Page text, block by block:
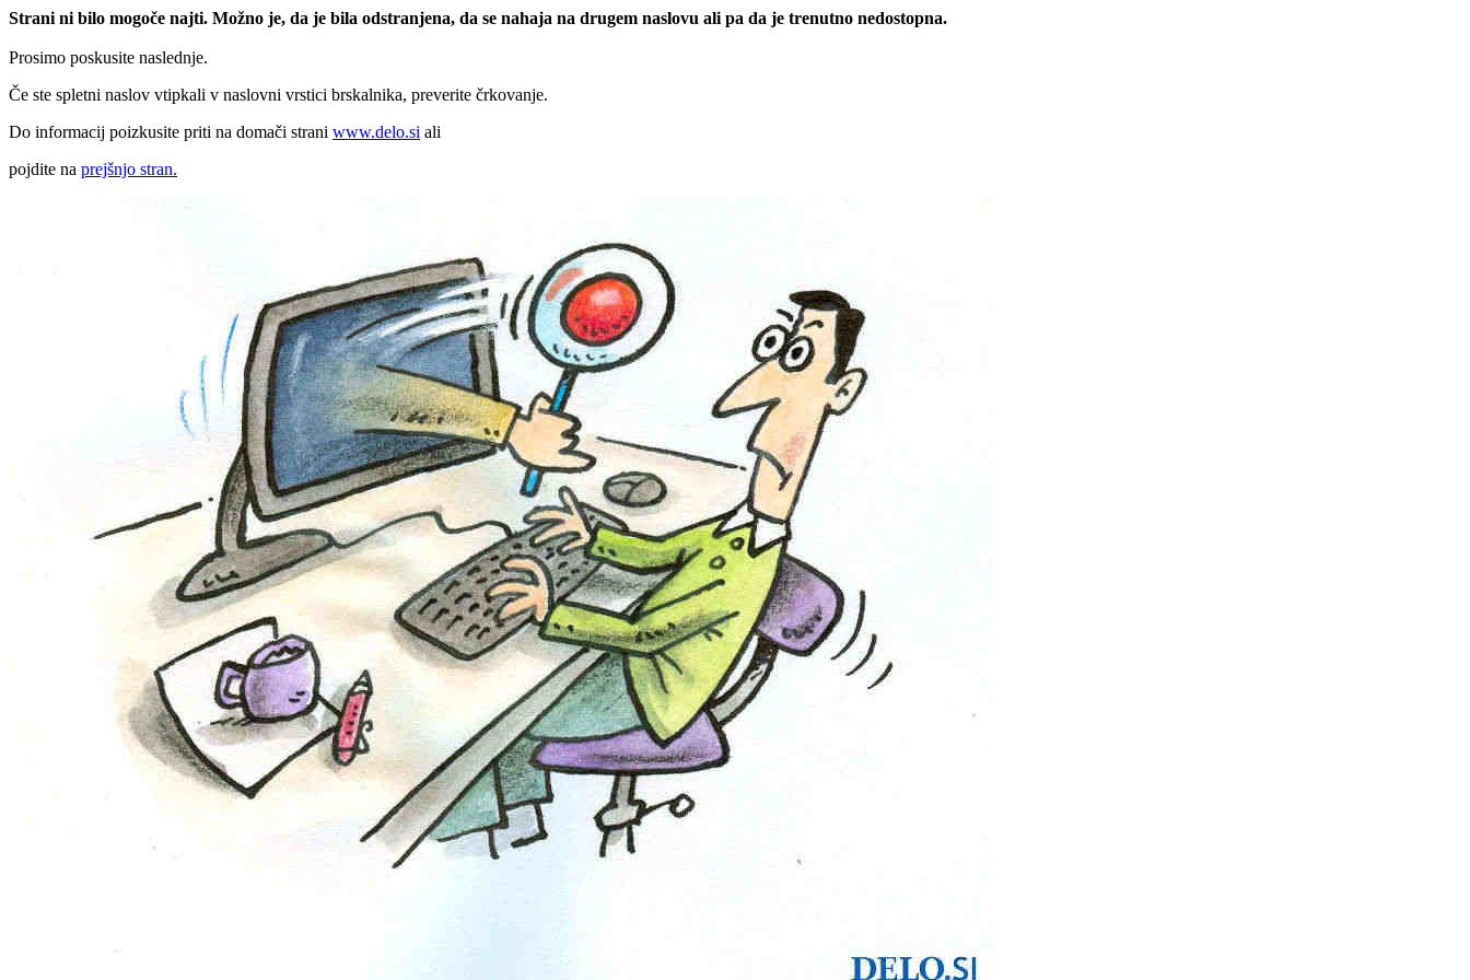
Strani ni bilo mogoče najti. Možno je, da je bila odstranjena, da se nahaja na drugem naslovu ali pa da je trenutno nedostopna.
Prosimo poskusite naslednje.
Če ste spletni naslov vtipkali v naslovni vrstici brskalnika, preverite črkovanje.
Do informacij poizkusite priti na domači strani www.delo.si ali
pojdite na prejšnjo stran.